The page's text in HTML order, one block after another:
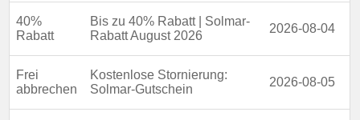
40%
Rabatt
Bis zu 40% Rabatt | Solmar-
Rabatt August 2026
2026-08-04
Frei
abbrechen
Kostenlose Stornierung:
Solmar-Gutschein
2026-08-05